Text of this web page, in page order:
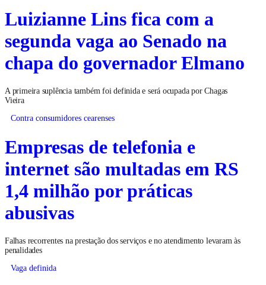
Luizianne Lins fica com a
segunda vaga ao Senado na
chapa do governador Elmano
A primeira suplência também foi definida e será ocupada por Chagas
Vieira
Contra consumidores cearenses
Empresas de telefonia e
internet são multadas em RS
1,4 milhão por práticas
abusivas
Falhas recorrentes na prestação dos serviços e no atendimento levaram às
penalidades
Vaga definida